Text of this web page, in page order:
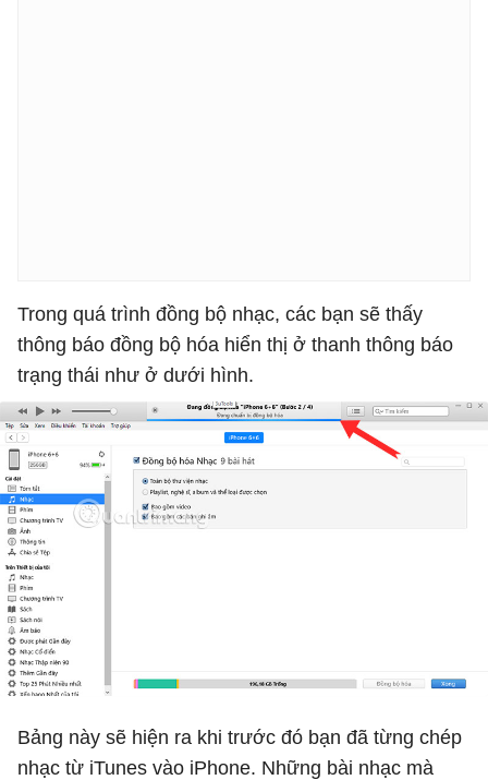
Trong quá trình đồng bộ nhạc, các bạn sẽ thấy
thông báo đồng bộ hóa hiển thị ở thanh thông báo
trạng thái như ở dưới hình.
Bảng này sẽ hiện ra khi trước đó bạn đã từng chép
nhạc từ iTunes vào iPhone. Những bài nhạc mà